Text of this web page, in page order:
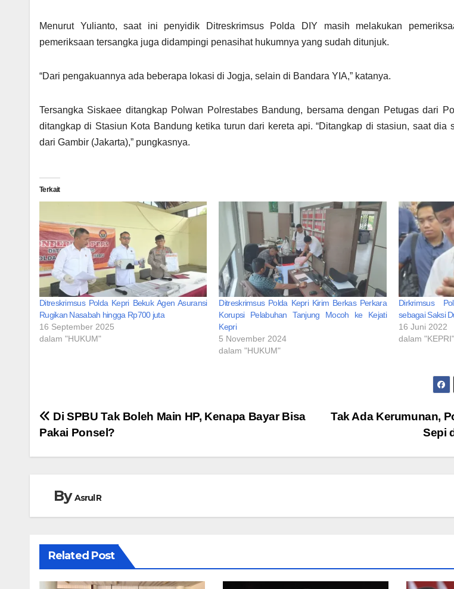
Menurut Yulianto, saat ini penyidik Ditreskrimsus Polda DIY masih melakukan
pemeriksaan tersangka juga didampingi penasihat hukumnya yang sudah ditunjuk.
“Dari pengakuannya ada beberapa lokasi di Jogja, selain di Bandara YIA,” katanya.
Tersangka Siskaee ditangkap Polwan Polrestabes Bandung, bersama dengan Petugas dari
ditangkap di Stasiun Kota Bandung ketika turun dari kereta api. “Ditangkap di stasiun, saat dia
dari Gambir (Jakarta),” pungkasnya.
Terkait
Ditreskrimsus Polda Kepri Bekuk Agen Asuransi
Rugikan Nasabah hingga Rp700 juta
16 September 2025
dalam "HUKUM"
Ditreskrimsus Polda Kepri Kirim Berkas Perkara
Korupsi Pelabuhan Tanjung Mocoh ke Kejati
Kepri
5 November 2024
dalam "HUKUM"
Dirkrimsus
sebagai Saksi
16 Juni 2022
dalam "KEPRI"
Navigasi
Tak Ada Kerumunan,
Sepi
Di SPBU Tak Boleh Main HP, Kenapa Bayar Bisa
Pakai Ponsel?
ByAsrul R
Related Post